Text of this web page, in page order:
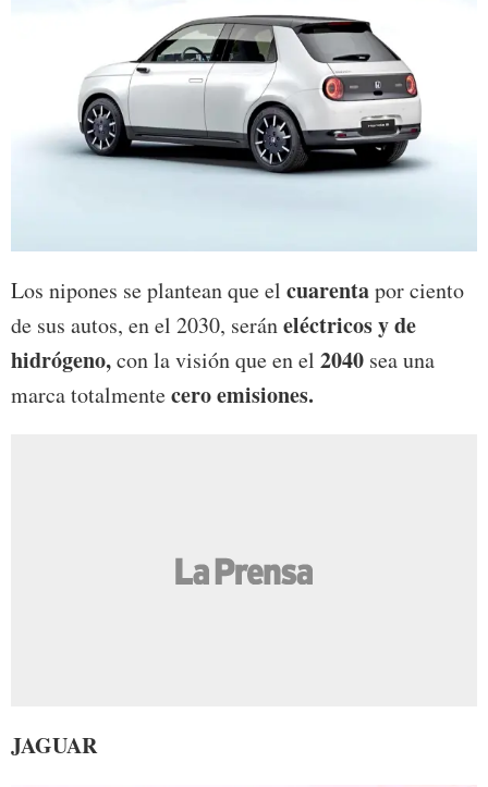
Los nipones se plantean que el cuarentapor ciento
de sus autos, en el 2030, seráneléctricos y de
hidrógeno,con la visión que en el 2040 sea una
marca totalmentecero emisiones.
JAGUAR